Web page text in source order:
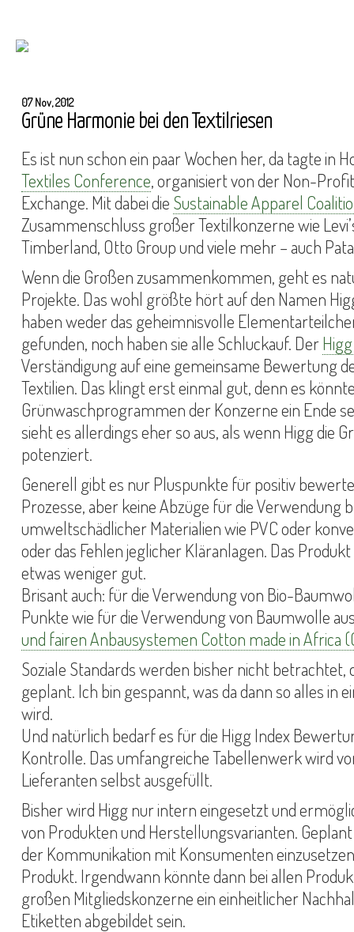
07 Nov, 2012
Grüne Harmonie bei den Textilriesen
Es ist nun schon ein paar Wochen her, da tagte in
Textiles Conference, organisiert von der Non-
Exchange. Mit dabei die Sustainable Apparel
Zusammenschluss großer Textilkonzerne wie
Timberland, Otto Group und viele mehr – auch
Wenn die Großen zusammenkommen, geht es
Projekte. Das wohl größte hört auf den Namen
haben weder das geheimnisvolle
gefunden, noch haben sie alle Schluckauf. Der
Verständigung auf eine gemeinsame Bewertung
Textilien. Das klingt erst einmal gut, denn es
Grünwaschprogrammen der Konzerne ein Ende
sieht es allerdings eher so aus, als wenn Higg die
potenziert.
Generell gibt es nur Pluspunkte für positiv
Prozesse, aber keine Abzüge für die Verwendung
umweltschädlicher Materialien wie PVC oder
oder das Fehlen jeglicher Kläranlagen. Das
etwas weniger gut.
Brisant auch: für die Verwendung von Bio-
Punkte wie für die Verwendung von Baumwolle
und fairen Anbausystemen Cotton made in Africa
Soziale Standards werden bisher nicht betrachtet,
geplant. Ich bin gespannt, was da dann so alles in
wird.
Und natürlich bedarf es für die Higg Index
Kontrolle. Das umfangreiche Tabellenwerk wird
Lieferanten selbst ausgefüllt.
Bisher wird Higg nur intern eingesetzt und
von Produkten und Herstellungsvarianten. Geplant
der Kommunikation mit Konsumenten
Produkt. Irgendwann könnte dann bei allen
großen Mitgliedskonzerne ein einheitlicher
Etiketten abgebildet sein.